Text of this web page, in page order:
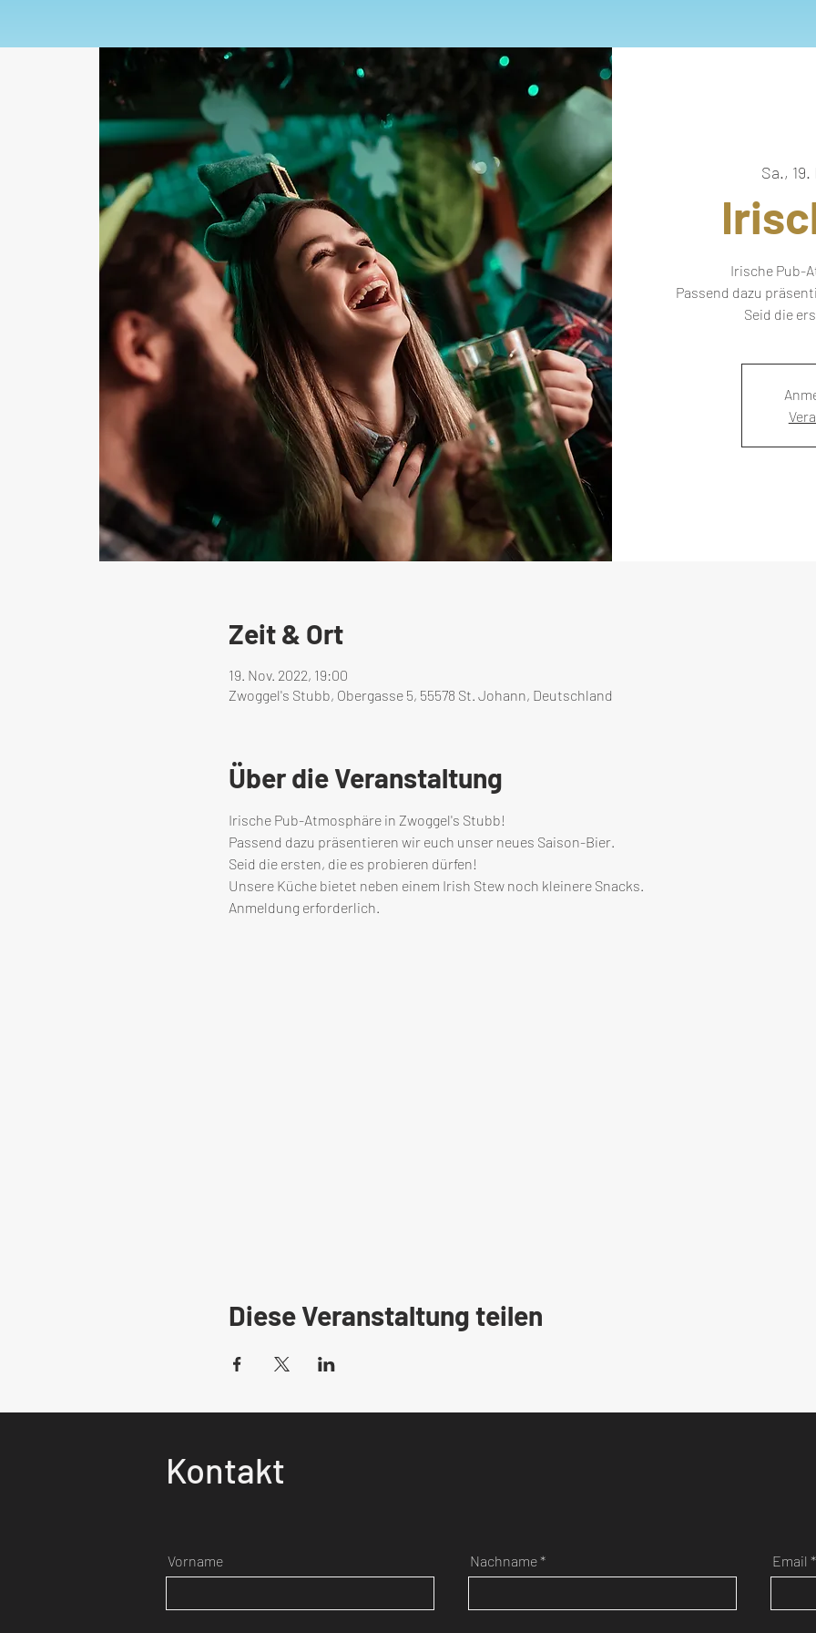
Sa., 19.
Irische Pub-
Passend dazu
Seid die
Zeit & Ort
19. Nov. 2022, 19:00
Zwoggel's Stubb, Obergasse 5, 55578 St. Johann, Deutschland
Über die Veranstaltung
Irische Pub-Atmosphäre in Zwoggel's Stubb!
Passend dazu präsentieren wir euch unser neues Saison-Bier.
Seid die ersten, die es probieren dürfen!
Unsere Küche bietet neben einem Irish Stew noch kleinere Snacks.
Anmeldung erforderlich.
Diese Veranstaltung teilen
Vorname Nachname Email
Kontakt